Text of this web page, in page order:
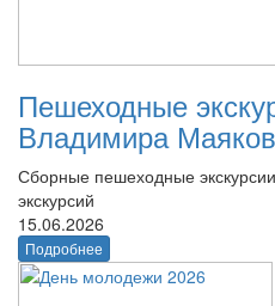
Пешеходные
Владимира
Сборные пешеходные
экскурсий
15.06.2026
Подробнее